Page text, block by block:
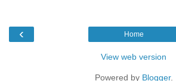
‹ Home
View web version
Powered by Blogger.